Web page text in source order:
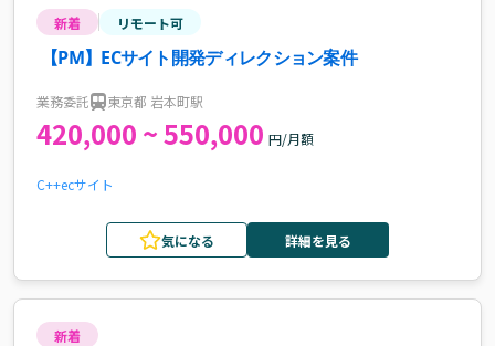
新着 リモート可
【PM】ECサイト開発ディレクション案件
業務委託 東京都 岩本町駅
420,000 ~ 550,000 円/月額
C++ecサイト
気になる 詳細を見る
新着